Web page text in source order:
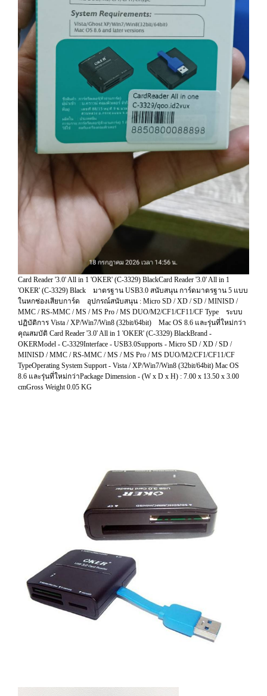
Card Reader '3.0' All in 1 'OKER' (C-3329) BlackCard Reader '3.0' All in 1
'OKER' (C-3329) Black มาตรฐาน USB3.0 สนับสนุน การ์ดมาตรฐาน 5 แบบ
ในหกช่องเสียบการ์ด อุปกรณ์สนับสนุน : Micro SD / XD / SD / MINISD /
MMC / RS-MMC / MS / MS Pro / MS DUO/M2/CF1/CF11/CF Type ระบบ
ปฏิบัติการ Vista / XP/Win7/Win8 (32bit/64bit) Mac OS 8.6 และรุ่นที่ใหม่กว่า
คุณสมบัติ Card Reader '3.0' All in 1 'OKER' (C-3329) BlackBrand -
OKERModel - C-3329Interface - USB3.0Supports - Micro SD / XD / SD /
MINISD / MMC / RS-MMC / MS / MS Pro / MS DUO/M2/CF1/CF11/CF
TypeOperating System Support - Vista / XP/Win7/Win8 (32bit/64bit) Mac OS
8.6 และรุ่นที่ใหม่กว่าPackage Dimension - (W x D x H) : 7.00 x 13.50 x 3.00
cmGross Weight 0.05 KG